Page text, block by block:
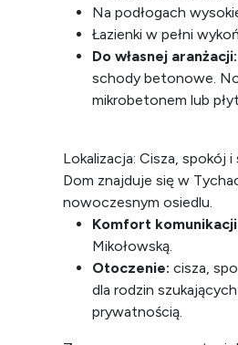
Na podłogach
Łazienki w pełni
Do własnej aranżacji:
schody betonowe.
mikrobetonem lub
Lokalizacja: Cisza, spokój
Dom znajduje się w
nowoczesnym osiedlu.
Komfort
Mikołowską.
Otoczenie: cisza,
dla rodzin
prywatnością.